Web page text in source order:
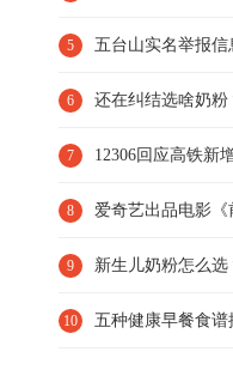
校长！
5 五台山实名举报信
6 还在纠结选啥奶粉
容易长肉的奶粉推荐速
7 12306回应高铁新
务座和一等座之间
8 爱奇艺出品电影《
院独播 包贝尔明道演
9 新生儿奶粉怎么
定要知道
10 五种健康早餐食谱